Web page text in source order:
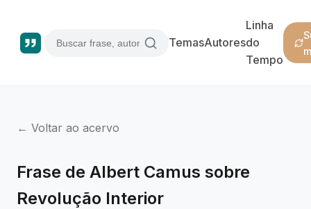
TemasAutores
Linha
do
Tempo
← Voltar ao acervo
Frase de Albert Camus sobre
Revolução Interior